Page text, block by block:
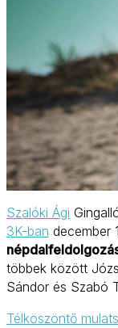
Szalóki Ági
3K-ban december
többek között
Sándor és Szabó
Télköszöntő